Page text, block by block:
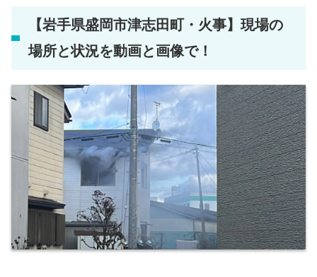
【岩手県盛岡市津志田町・火事】現場の
場所と状況を動画と画像で！